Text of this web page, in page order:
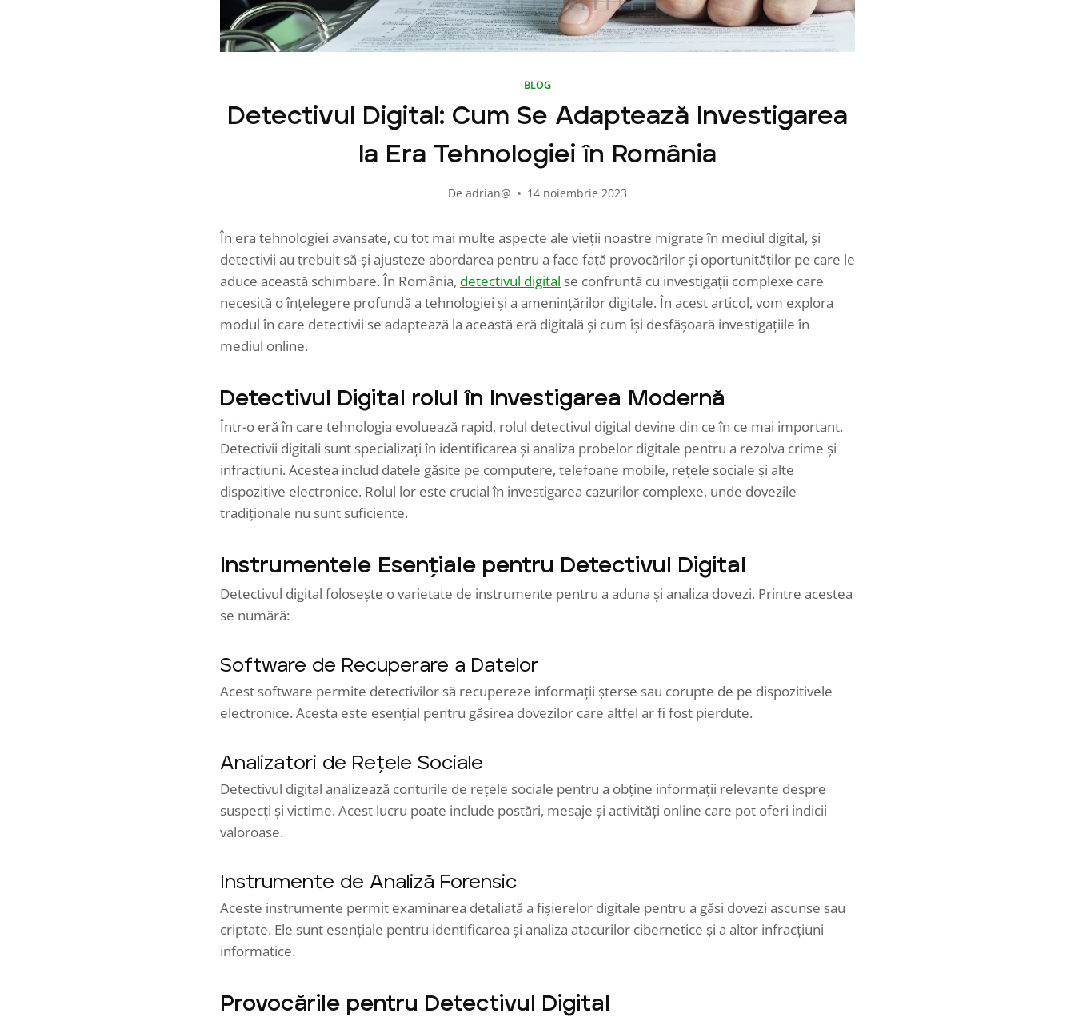
BLOG
Detectivul Digital: Cum Se Adaptează Investigarea
la Era Tehnologiei în România
De adrian@ 14 noiembrie 2023
În era tehnologiei avansate, cu tot mai multe aspecte ale vieții noastre migrate în mediul digital, și
detectivii au trebuit să-și ajusteze abordarea pentru a face față provocărilor și oportunităților pe care le
aduce această schimbare. În România, detectivul digital se confruntă cu investigații complexe care
necesită o înțelegere profundă a tehnologiei și a amenințărilor digitale. În acest articol, vom explora
modul în care detectivii se adaptează la această eră digitală și cum își desfășoară investigațiile în
mediul online.
Detectivul Digital rolul în Investigarea Modernă
Într-o eră în care tehnologia evoluează rapid, rolul detectivul digital devine din ce în ce mai important.
Detectivii digitali sunt specializați în identificarea și analiza probelor digitale pentru a rezolva crime și
infracțiuni. Acestea includ datele găsite pe computere, telefoane mobile, rețele sociale și alte
dispozitive electronice. Rolul lor este crucial în investigarea cazurilor complexe, unde dovezile
tradiționale nu sunt suficiente.
Instrumentele Esențiale pentru Detectivul Digital
Detectivul digital folosește o varietate de instrumente pentru a aduna și analiza dovezi. Printre acestea
se numără:
Software de Recuperare a Datelor
Acest software permite detectivilor să recupereze informații șterse sau corupte de pe dispozitivele
electronice. Acesta este esențial pentru găsirea dovezilor care altfel ar fi fost pierdute.
Analizatori de Rețele Sociale
Detectivul digital analizează conturile de rețele sociale pentru a obține informații relevante despre
suspecți și victime. Acest lucru poate include postări, mesaje și activități online care pot oferi indicii
valoroase.
Instrumente de Analiză Forensic
Aceste instrumente permit examinarea detaliată a fișierelor digitale pentru a găsi dovezi ascunse sau
criptate. Ele sunt esențiale pentru identificarea și analiza atacurilor cibernetice și a altor infracțiuni
informatice.
Provocările pentru Detectivul Digital